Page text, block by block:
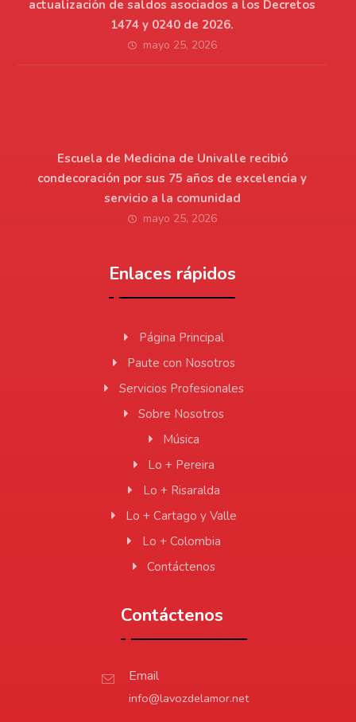
actualización de saldos asociados a los Decretos
1474 y 0240 de 2026.
mayo 25, 2026
Escuela de Medicina de Univalle recibió
condecoración por sus 75 años de excelencia y
servicio a la comunidad
mayo 25, 2026
Enlaces rápidos
Página Principal
Paute con Nosotros
Servicios Profesionales
Sobre Nosotros
Música
Lo + Pereira
Lo + Risaralda
Lo + Cartago y Valle
Lo + Colombia
Contáctenos
Contáctenos
Email
info@lavozdelamor.net